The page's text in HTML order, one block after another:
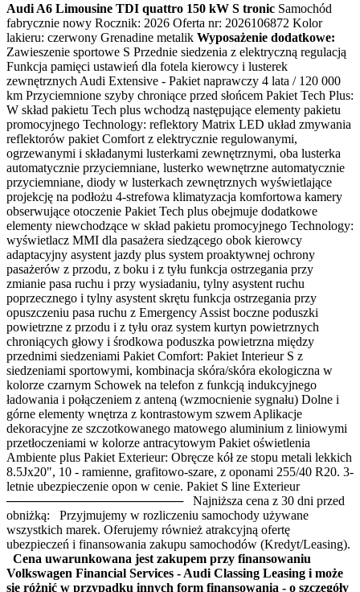
Audi A6 Limousine TDI quattro 150 kW S tronic Samochód
fabrycznie nowy Rocznik: 2026 Oferta nr: 2026106872 Kolor
lakieru: czerwony Grenadine metalik Wyposażenie dodatkowe:
Zawieszenie sportowe S Przednie siedzenia z elektryczną regulacją
Funkcja pamięci ustawień dla fotela kierowcy i lusterek
zewnętrznych Audi Extensive - Pakiet naprawczy 4 lata / 120 000
km Przyciemnione szyby chroniące przed słońcem Pakiet Tech Plus:
W skład pakietu Tech plus wchodzą następujące elementy pakietu
promocyjnego Technology: reflektory Matrix LED układ zmywania
reflektorów pakiet Comfort z elektrycznie regulowanymi,
ogrzewanymi i składanymi lusterkami zewnętrznymi, oba lusterka
automatycznie przyciemniane, lusterko wewnętrzne automatycznie
przyciemniane, diody w lusterkach zewnętrznych wyświetlające
projekcję na podłożu 4-strefowa klimatyzacja komfortowa kamery
obserwujące otoczenie Pakiet Tech plus obejmuje dodatkowe
elementy niewchodzące w skład pakietu promocyjnego Technology:
wyświetlacz MMI dla pasażera siedzącego obok kierowcy
adaptacyjny asystent jazdy plus system proaktywnej ochrony
pasażerów z przodu, z boku i z tyłu funkcja ostrzegania przy
zmianie pasa ruchu i przy wysiadaniu, tylny asystent ruchu
poprzecznego i tylny asystent skrętu funkcja ostrzegania przy
opuszczeniu pasa ruchu z Emergency Assist boczne poduszki
powietrzne z przodu i z tyłu oraz system kurtyn powietrznych
chroniących głowy i środkowa poduszka powietrzna między
przednimi siedzeniami Pakiet Comfort: Pakiet Interieur S z
siedzeniami sportowymi, kombinacja skóra/skóra ekologiczna w
kolorze czarnym Schowek na telefon z funkcją indukcyjnego
ładowania i połączeniem z anteną (wzmocnienie sygnału) Dolne i
górne elementy wnętrza z kontrastowym szwem Aplikacje
dekoracyjne ze szczotkowanego matowego aluminium z liniowymi
przetłoczeniami w kolorze antracytowym Pakiet oświetlenia
Ambiente plus Pakiet Exterieur: Obręcze kół ze stopu metali lekkich
8.5Jx20", 10 - ramienne, grafitowo-szare, z oponami 255/40 R20. 3-
letnie ubezpieczenie opon w cenie. Pakiet S line Exterieur
──────────────────── Najniższa cena z 30 dni przed
obniżką: Przyjmujemy w rozliczeniu samochody używane
wszystkich marek. Oferujemy również atrakcyjną ofertę
ubezpieczeń i finansowania zakupu samochodów (Kredyt/Leasing).
Cena uwarunkowana jest zakupem przy finansowaniu
Volkswagen Financial Services - Audi Classing Leasing i może
się różnić w przypadku innych form finansowania - o szczegóły